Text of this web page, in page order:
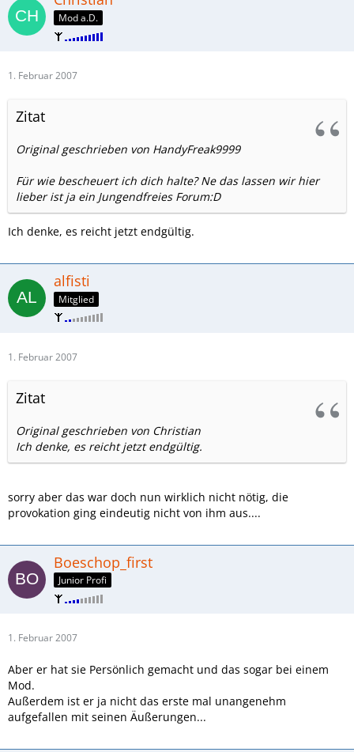
Mod a.D.
1. Februar 2007
Zitat
Original geschrieben von HandyFreak9999
Für wie bescheuert ich dich halte? Ne das lassen wir hier
lieber ist ja ein Jungendfreies Forum:D
Ich denke, es reicht jetzt endgültig.
alfisti
Mitglied
1. Februar 2007
Zitat
Original geschrieben von Christian
Ich denke, es reicht jetzt endgültig.
sorry aber das war doch nun wirklich nicht nötig, die
provokation ging eindeutig nicht von ihm aus....
Boeschop_first
Junior Profi
1. Februar 2007
Aber er hat sie Persönlich gemacht und das sogar bei einem
Mod.
Außerdem ist er ja nicht das erste mal unangenehm
aufgefallen mit seinen Äußerungen...